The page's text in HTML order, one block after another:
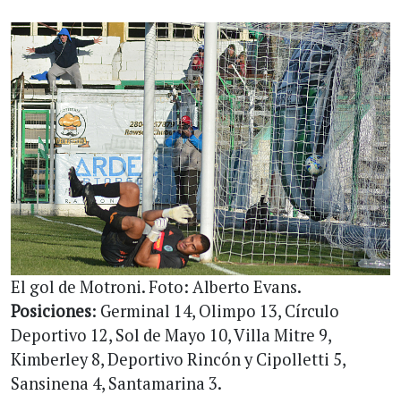
El gol de Motroni. Foto: Alberto Evans.
Posiciones: Germinal 14, Olimpo 13, Círculo
Deportivo 12, Sol de Mayo 10, Villa Mitre 9,
Kimberley 8, Deportivo Rincón y Cipolletti 5,
Sansinena 4, Santamarina 3.